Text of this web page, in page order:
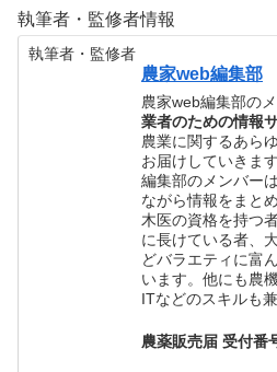
執筆者・監修者情報
執筆者・監修者
農家web編集部
農家web編集部の
業者のための情報サ
農業に関するあら
お届けしていきます
編集部のメンバー
ながら情報をまと
木医の資格を持つ
に長けている者、
どバラエティに富
います。他にも農
ITなどのスキルも
農薬販売届 受付番